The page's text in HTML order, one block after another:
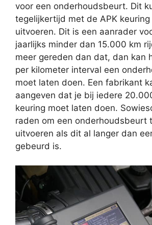
voor een onderhoudsbeurt. Dit
tegelijkertijd met de APK keuring
uitvoeren. Dit is een aanrader
jaarlijks minder dan 15.000 km
meer gereden dan dat, dan kan
per kilometer interval een
moet laten doen. Een fabrikant
aangeven dat je bij iedere
keuring moet laten doen.
raden om een onderhoudsbeurt
uitvoeren als dit al langer dan
gebeurd is.